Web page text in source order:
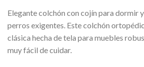
Elegante colchón con cojín para dormir
perros exigentes. Este colchón
clásica hecha de tela para muebles
muy fácil de cuidar.